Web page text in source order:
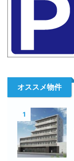
オススメ物件
1